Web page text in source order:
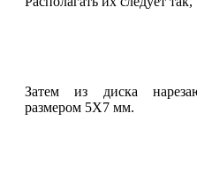
Затем из диска
размером 5Х7 мм.